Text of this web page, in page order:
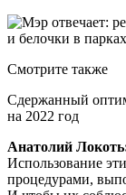
Смотрите также
Сдержанный
на 2022 год
Анатолий
Использование
процедурами,